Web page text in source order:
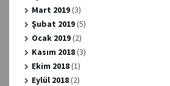
Mart 2019(3)
Şubat 2019(5)
Ocak 2019(2)
Kasım 2018(3)
Ekim 2018(1)
Eylül 2018(2)